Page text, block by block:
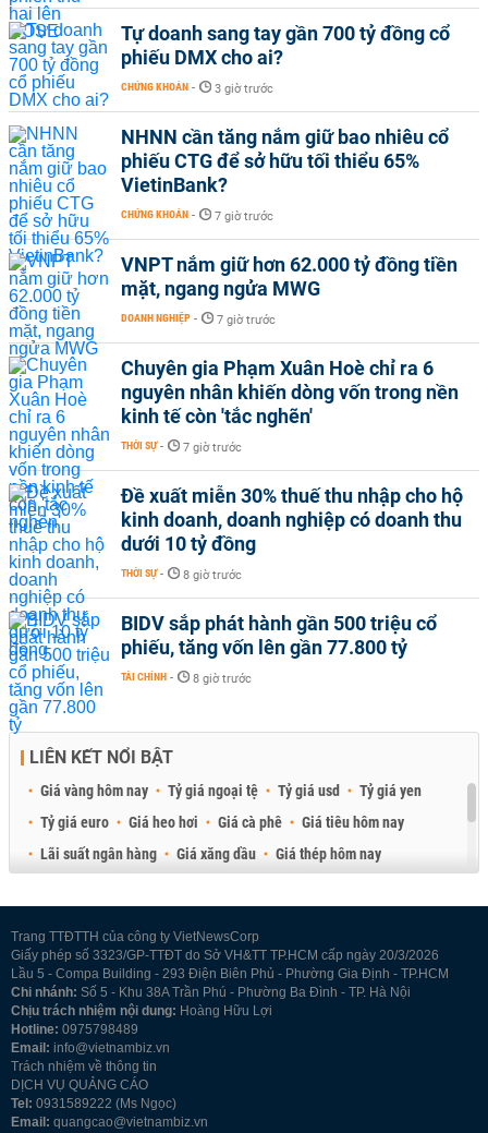
Tự doanh sang tay gần 700 tỷ đồng cổ
phiếu DMX cho ai?
CHỨNG KHOÁN - 3 giờ trước
NHNN cần tăng nắm giữ bao nhiêu cổ
phiếu CTG để sở hữu tối thiểu 65%
VietinBank?
CHỨNG KHOÁN - 7 giờ trước
VNPT nắm giữ hơn 62.000 tỷ đồng tiền
mặt, ngang ngửa MWG
DOANH NGHIỆP - 7 giờ trước
Chuyên gia Phạm Xuân Hoè chỉ ra 6
nguyên nhân khiến dòng vốn trong nền
kinh tế còn 'tắc nghẽn'
THỜI SỰ - 7 giờ trước
Đề xuất miễn 30% thuế thu nhập cho hộ
kinh doanh, doanh nghiệp có doanh thu
dưới 10 tỷ đồng
THỜI SỰ - 8 giờ trước
BIDV sắp phát hành gần 500 triệu cổ
phiếu, tăng vốn lên gần 77.800 tỷ
TÀI CHÍNH - 8 giờ trước
LIÊN KẾT NỔI BẬT
Giá vàng hôm nay Tỷ giá ngoại tệ Tỷ giá usd
Tỷ giá yen
Tỷ giá euro
Giá heo hơi Giá cà phê
Giá tiêu hôm nay
Lãi suất ngân hàng
Giá xăng dầu
Giá thép hôm nay
Trang TTĐTTH của công ty VietNewsCorp
Giấy phép số 3323/GP-TTĐT do Sở VH&TT TP.HCM cấp ngày 20/3/2026
Lầu 5 - Compa Building - 293 Điện Biên Phủ - Phường Gia Định - TP.HCM
Chi nhánh: Số 5 - Khu 38A Trần Phú - Phường Ba Đình - TP. Hà Nội
Chịu trách nhiệm nội dung: Hoàng Hữu Lợi
Hotline: 0975798489
Email: info@vietnambiz.vn
Trách nhiệm về thông tin
DỊCH VỤ QUẢNG CÁO
Tel: 0931589222 (Ms Ngọc)
Email: quangcao@vietnambiz.vn